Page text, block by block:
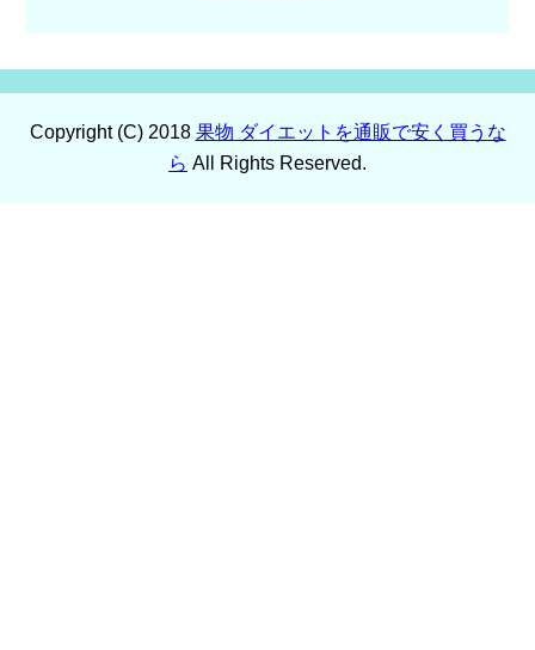
Copyright (C) 2018 果物 ダイエットを通販で安く買うな
ら All Rights Reserved.